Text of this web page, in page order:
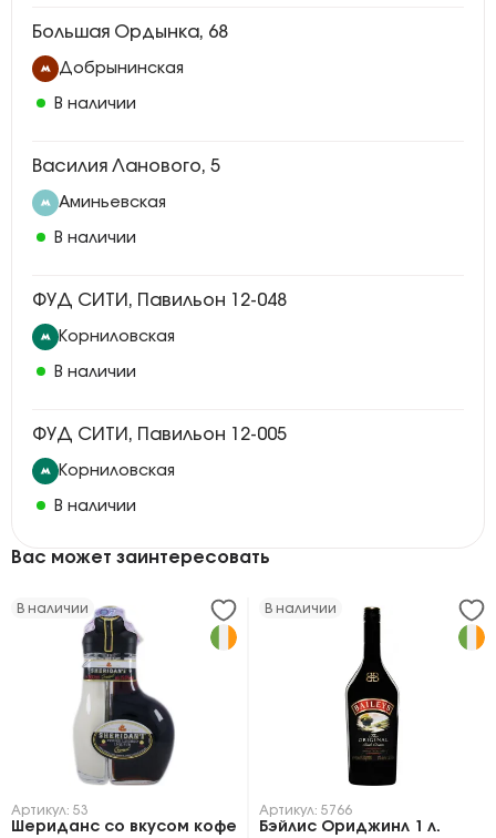
Большая Ордынка, 68
Добрынинская
В наличии
Василия Ланового, 5
Аминьевская
В наличии
ФУД СИТИ, Павильон 12-048
Корниловская
В наличии
ФУД СИТИ, Павильон 12-005
Корниловская
В наличии
Вас может заинтересовать
В наличии
Артикул: 53
Шериданс со вкусом кофе
В наличии
Артикул: 5766
Бэйлис Ориджинл 1 л.